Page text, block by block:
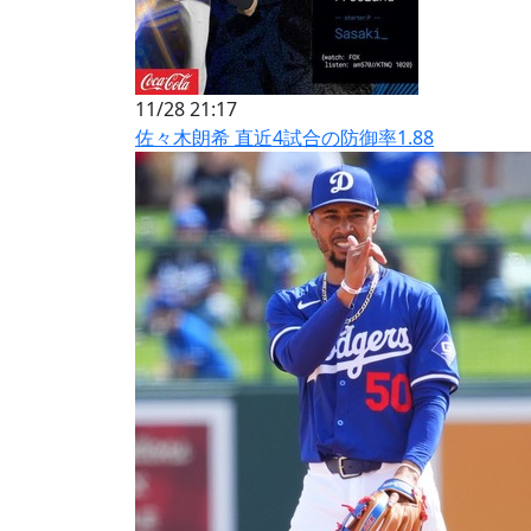
11/28 21:17
佐々木朗希 直近4試合の防御率1.88